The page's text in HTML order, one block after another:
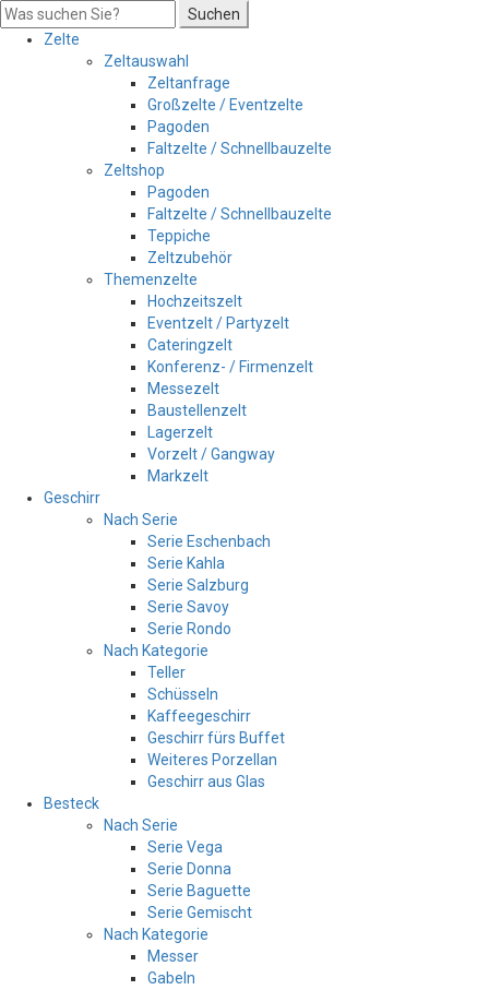
Suchen
Zelte
Zeltauswahl
Zeltanfrage
Großzelte / Eventzelte
Pagoden
Faltzelte / Schnellbauzelte
Zeltshop
Pagoden
Faltzelte / Schnellbauzelte
Teppiche
Zeltzubehör
Themenzelte
Hochzeitszelt
Eventzelt / Partyzelt
Cateringzelt
Konferenz- / Firmenzelt
Messezelt
Baustellenzelt
Lagerzelt
Vorzelt / Gangway
Markzelt
Geschirr
Nach Serie
Serie Eschenbach
Serie Kahla
Serie Salzburg
Serie Savoy
Serie Rondo
Nach Kategorie
Teller
Schüsseln
Kaffeegeschirr
Geschirr fürs Buffet
Weiteres Porzellan
Geschirr aus Glas
Besteck
Nach Serie
Serie Vega
Serie Donna
Serie Baguette
Serie Gemischt
Nach Kategorie
Messer
Gabeln